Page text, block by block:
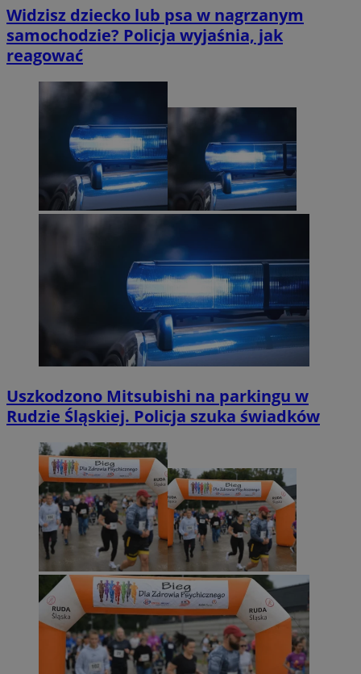
Widzisz dziecko lub psa w nagrzanym
samochodzie? Policja wyjaśnia, jak
reagować
Uszkodzono Mitsubishi na parkingu w
Rudzie Śląskiej. Policja szuka świadków